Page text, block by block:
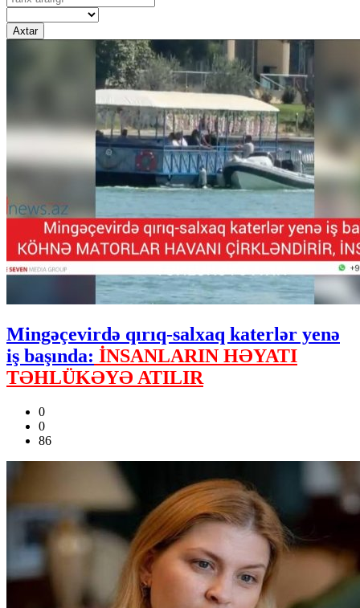
Axtar
Mingəçevirdə qırıq-salxaq katerlər yenə
iş başında: İNSANLARIN HƏYATI
TƏHLÜKƏYƏ ATILIR
0
0
86